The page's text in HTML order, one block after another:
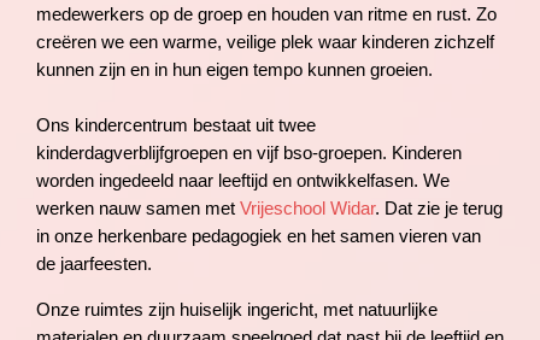
medewerkers op de groep en houden van ritme en rust. Zo
creëren we een warme, veilige plek waar kinderen zichzelf
kunnen zijn en in hun eigen tempo kunnen groeien.
Ons kindercentrum bestaat uit twee
kinderdagverblijfgroepen en vijf bso-groepen. Kinderen
worden ingedeeld naar leeftijd en ontwikkelfasen. We
werken nauw samen met Vrijeschool Widar. Dat zie je terug
in onze herkenbare pedagogiek en het samen vieren van
de jaarfeesten.
Onze ruimtes zijn huiselijk ingericht, met natuurlijke